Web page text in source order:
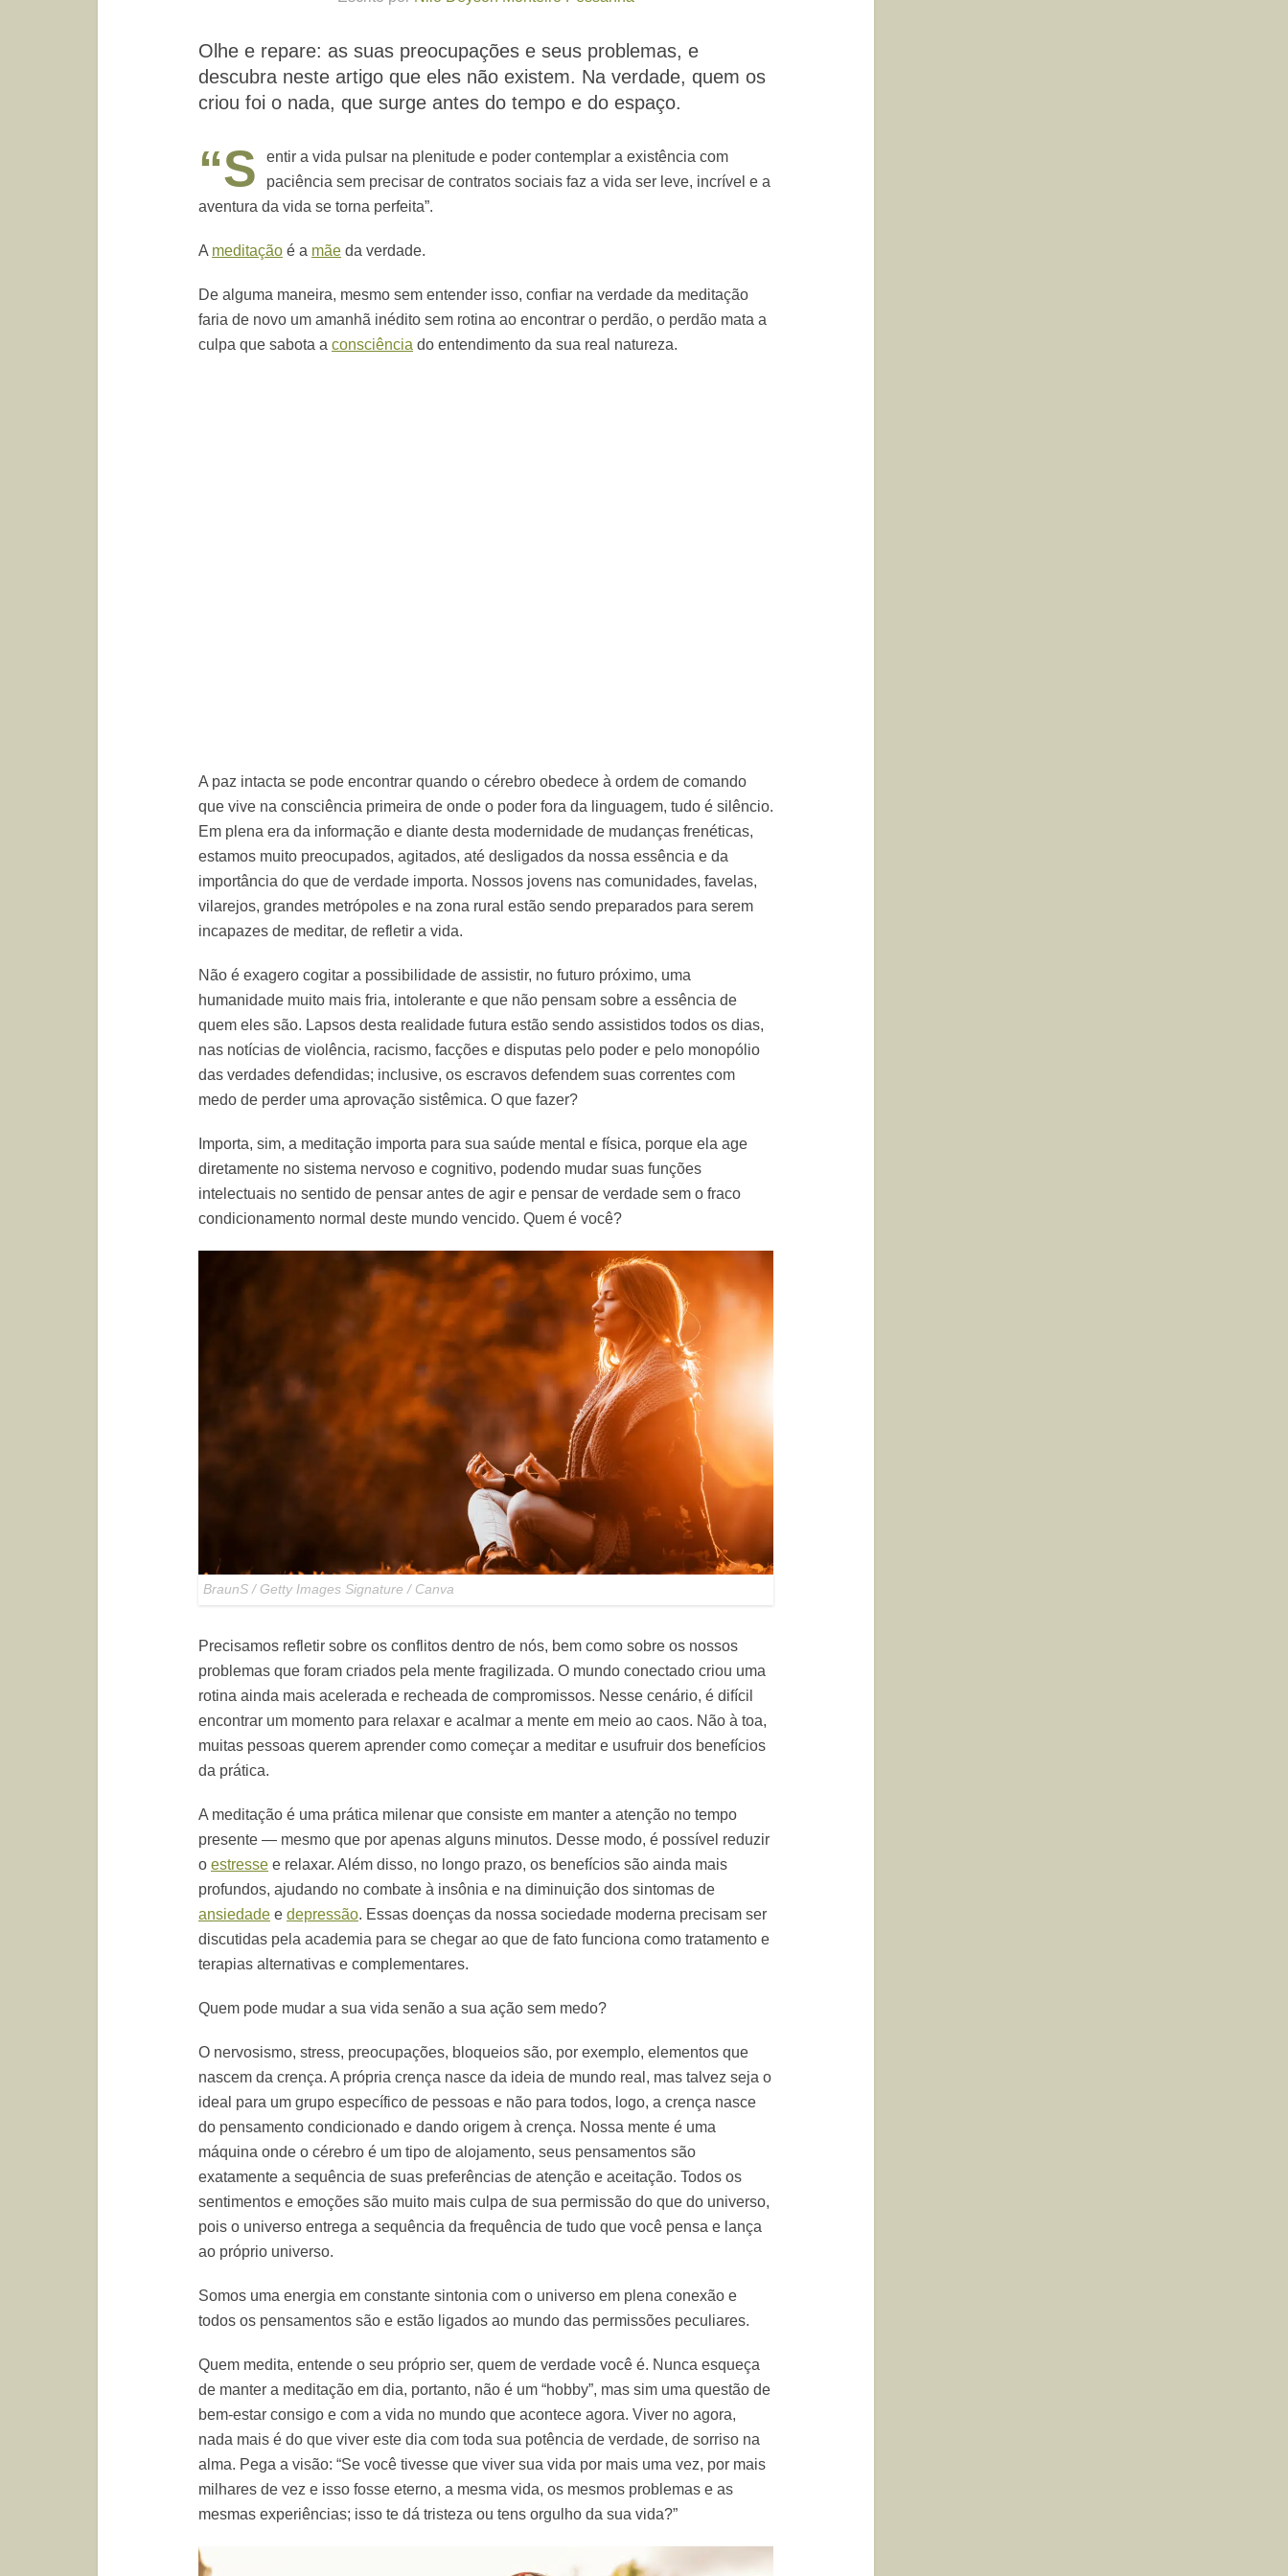
Olhe e repare: as suas preocupações e seus problemas, e
descubra neste artigo que eles não existem. Na verdade, quem os
criou foi o nada, que surge antes do tempo e do espaço.
“S
entir a vida pulsar na plenitude e poder contemplar a existência com
paciência sem precisar de contratos sociais faz a vida ser leve, incrível e a
aventura da vida se torna perfeita”.
A meditação é a mãe da verdade.
De alguma maneira, mesmo sem entender isso, confiar na verdade da meditação
faria de novo um amanhã inédito sem rotina ao encontrar o perdão, o perdão mata a
culpa que sabota a consciência do entendimento da sua real natureza.
A paz intacta se pode encontrar quando o cérebro obedece à ordem de comando
que vive na consciência primeira de onde o poder fora da linguagem, tudo é silêncio.
Em plena era da informação e diante desta modernidade de mudanças frenéticas,
estamos muito preocupados, agitados, até desligados da nossa essência e da
importância do que de verdade importa. Nossos jovens nas comunidades, favelas,
vilarejos, grandes metrópoles e na zona rural estão sendo preparados para serem
incapazes de meditar, de refletir a vida.
Não é exagero cogitar a possibilidade de assistir, no futuro próximo, uma
humanidade muito mais fria, intolerante e que não pensam sobre a essência de
quem eles são. Lapsos desta realidade futura estão sendo assistidos todos os dias,
nas notícias de violência, racismo, facções e disputas pelo poder e pelo monopólio
das verdades defendidas; inclusive, os escravos defendem suas correntes com
medo de perder uma aprovação sistêmica. O que fazer?
Importa, sim, a meditação importa para sua saúde mental e física, porque ela age
diretamente no sistema nervoso e cognitivo, podendo mudar suas funções
intelectuais no sentido de pensar antes de agir e pensar de verdade sem o fraco
condicionamento normal deste mundo vencido. Quem é você?
BraunS / Getty Images Signature / Canva
Precisamos refletir sobre os conflitos dentro de nós, bem como sobre os nossos
problemas que foram criados pela mente fragilizada. O mundo conectado criou uma
rotina ainda mais acelerada e recheada de compromissos. Nesse cenário, é difícil
encontrar um momento para relaxar e acalmar a mente em meio ao caos. Não à toa,
muitas pessoas querem aprender como começar a meditar e usufruir dos benefícios
da prática.
A meditação é uma prática milenar que consiste em manter a atenção no tempo
presente — mesmo que por apenas alguns minutos. Desse modo, é possível reduzir
o estresse e relaxar. Além disso, no longo prazo, os benefícios são ainda mais
profundos, ajudando no combate à insônia e na diminuição dos sintomas de
ansiedade e depressão. Essas doenças da nossa sociedade moderna precisam ser
discutidas pela academia para se chegar ao que de fato funciona como tratamento e
terapias alternativas e complementares.
Quem pode mudar a sua vida senão a sua ação sem medo?
O nervosismo, stress, preocupações, bloqueios são, por exemplo, elementos que
nascem da crença. A própria crença nasce da ideia de mundo real, mas talvez seja o
ideal para um grupo específico de pessoas e não para todos, logo, a crença nasce
do pensamento condicionado e dando origem à crença. Nossa mente é uma
máquina onde o cérebro é um tipo de alojamento, seus pensamentos são
exatamente a sequência de suas preferências de atenção e aceitação. Todos os
sentimentos e emoções são muito mais culpa de sua permissão do que do universo,
pois o universo entrega a sequência da frequência de tudo que você pensa e lança
ao próprio universo.
Somos uma energia em constante sintonia com o universo em plena conexão e
todos os pensamentos são e estão ligados ao mundo das permissões peculiares.
Quem medita, entende o seu próprio ser, quem de verdade você é. Nunca esqueça
de manter a meditação em dia, portanto, não é um “hobby”, mas sim uma questão de
bem-estar consigo e com a vida no mundo que acontece agora. Viver no agora,
nada mais é do que viver este dia com toda sua potência de verdade, de sorriso na
alma. Pega a visão: “Se você tivesse que viver sua vida por mais uma vez, por mais
milhares de vez e isso fosse eterno, a mesma vida, os mesmos problemas e as
mesmas experiências; isso te dá tristeza ou tens orgulho da sua vida?”